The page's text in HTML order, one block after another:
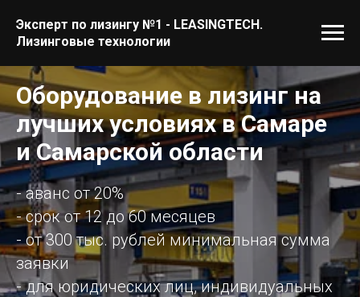
Эксперт по лизингу №1 - LEASINGTECH.
Лизинговые технологии
Оборудование в лизинг на
лучших условиях в Самаре
и Самарской области
- аванс от 20%
- срок от 12 до 60 месяцев
- от 300 тыс. рублей минимальная сумма
заявки
- для юридических лиц, индивидуальных